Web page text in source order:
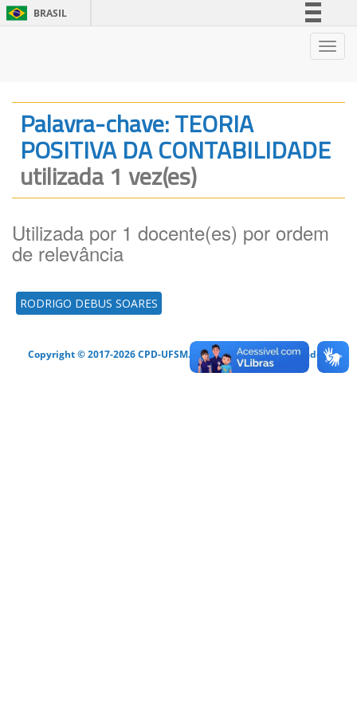
BRASIL
Legislação
Canais
Palavra-chave: TEORIA
POSITIVA DA CONTABILIDADE
utilizada 1 vez(es)
Utilizada por 1 docente(es) por ordem
de relevância
RODRIGO DEBUS SOARES
Copyright © 2017-2026 CPD-UFSM. Todos os direitos reservados.